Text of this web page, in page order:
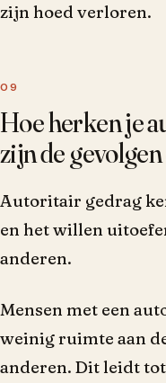
zijn hoed verloren.
Hoe herken je
zijn de
Autoritair gedrag
en het willen
anderen.
Mensen met een
weinig ruimte aan
anderen. Dit leidt